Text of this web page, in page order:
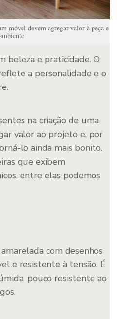
móvel devem agregar valor à peça e
beleza e praticidade. O
a personalidade e o
na criação de uma
valor ao projeto e, por
lo ainda mais bonito.
que exibem
entre elas podemos
com desenhos
e resistente à tensão. É
pouco resistente ao